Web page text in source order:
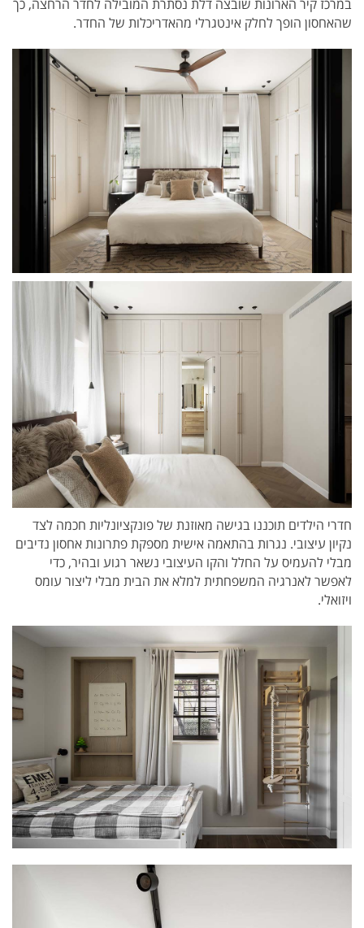
במרכז קיר הארונות שובצה דלת נסתרת המובילה לחדר הרחצה, כך
שהאחסון הופך לחלק אינטגרלי מהאדריכלות של החדר.
חדרי הילדים תוכננו בגישה מאוזנת של פונקציונליות חכמה לצד
נקיון עיצובי. נגרות בהתאמה אישית מספקת פתרונות אחסון נדיבים
מבלי להעמיס על החלל והקו העיצובי נשאר רגוע ובהיר, כדי
לאפשר לאנרגיה המשפחתית למלא את הבית מבלי ליצור עומס
ויזואלי.